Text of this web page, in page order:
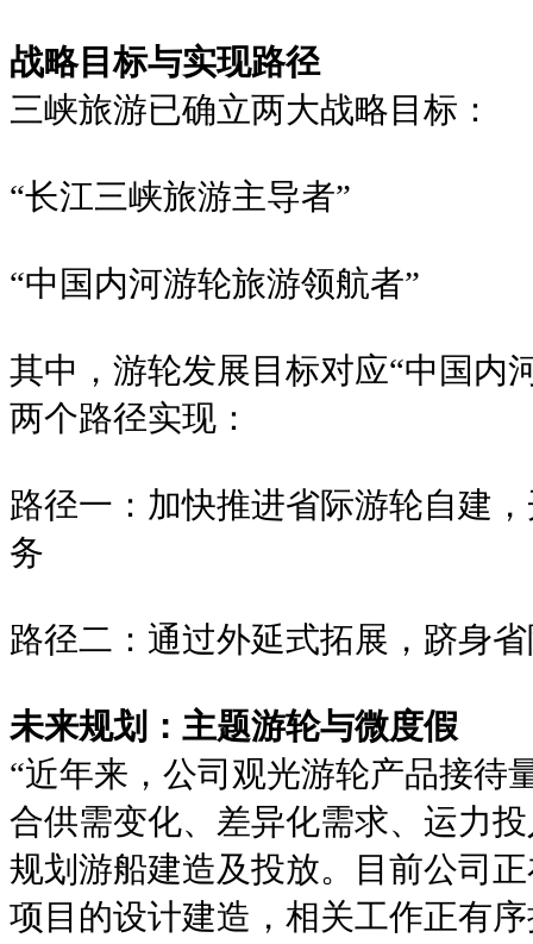
战略目标与实现路径
三峡旅游已确立两大战略目标：
“长江三峡旅游主导者”
“中国内河游轮旅游领航者”
其中，游轮发展目标对应“中国内
两个路径实现：
路径一：加快推进省际游轮自建
务
路径二：通过外延式拓展，跻身
未来规划：主题游轮与微度假
“近年来，公司观光游轮产品接待
合供需变化、差异化需求、运力
规划游船建造及投放。目前公司
项目的设计建造，相关工作正有